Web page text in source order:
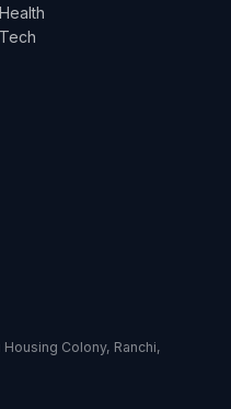
Health
Tech
Colony, Ranchi,